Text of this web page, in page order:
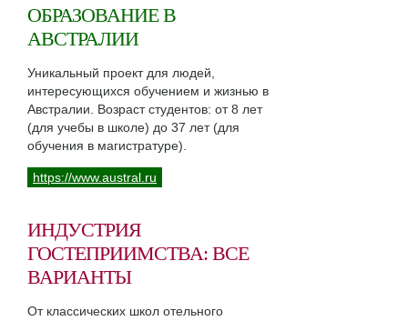
ОБРАЗОВАНИЕ В
АВСТРАЛИИ
Уникальный проект для людей,
интересующихся обучением и жизнью в
Австралии. Возраст студентов: от 8 лет
(для учебы в школе) до 37 лет (для
обучения в магистратуре).
https://www.austral.ru
ИНДУСТРИЯ
ГОСТЕПРИИМСТВА: ВСЕ
ВАРИАНТЫ
От классических школ отельного